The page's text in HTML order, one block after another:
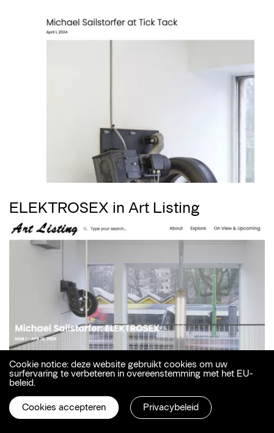
ELEKTROSEX in Art Listing
Michael Sailstorfer Interview /
Starting point of the exhibition
Cookie notice: deze website gebruikt cookies om uw
surfervaring te verbeteren in overeenstemming met het EU-
beleid.
Cookies accepteren Privacybeleid